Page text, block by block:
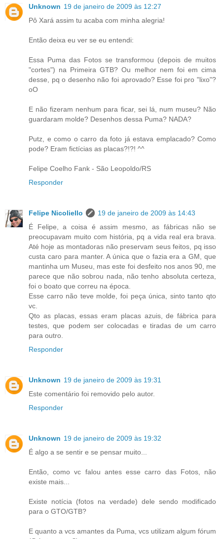
Unknown 19 de janeiro de 2009 às 12:27
Pô Xará assim tu acaba com minha alegria!
Então deixa eu ver se eu entendi:
Essa Puma das Fotos se transformou (depois de muitos
"cortes") na Primeira GTB? Ou melhor nem foi em cima
desse, pq o desenho não foi aprovado? Esse foi pro "lixo"?
oO
E não fizeram nenhum para ficar, sei lá, num museu? Não
guardaram molde? Desenhos dessa Puma? NADA?
Putz, e como o carro da foto já estava emplacado? Como
pode? Eram fictícias as placas?!?! ^^
Felipe Coelho Fank - São Leopoldo/RS
Responder
Felipe Nicoliello
19 de janeiro de 2009 às 14:43
É Felipe, a coisa é assim mesmo, as fábricas não se
preocupavam muito com história, pq a vida real era brava.
Até hoje as montadoras não preservam seus feitos, pq isso
custa caro para manter. A única que o fazia era a GM, que
mantinha um Museu, mas este foi desfeito nos anos 90, me
parece que não sobrou nada, não tenho absoluta certeza,
foi o boato que correu na época.
Esse carro não teve molde, foi peça única, sinto tanto qto
vc.
Qto as placas, essas eram placas azuis, de fábrica para
testes, que podem ser colocadas e tiradas de um carro
para outro.
Responder
Unknown 19 de janeiro de 2009 às 19:31
Este comentário foi removido pelo autor.
Responder
Unknown 19 de janeiro de 2009 às 19:32
É algo a se sentir e se pensar muito...
Então, como vc falou antes esse carro das Fotos, não
existe mais...
Existe notícia (fotos na verdade) dele sendo modificado
para o GTO/GTB?
E quanto a vcs amantes da Puma, vcs utilizam algum fórum